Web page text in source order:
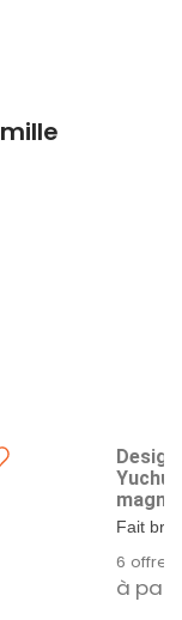
Fixer
Fait
6 offres
à